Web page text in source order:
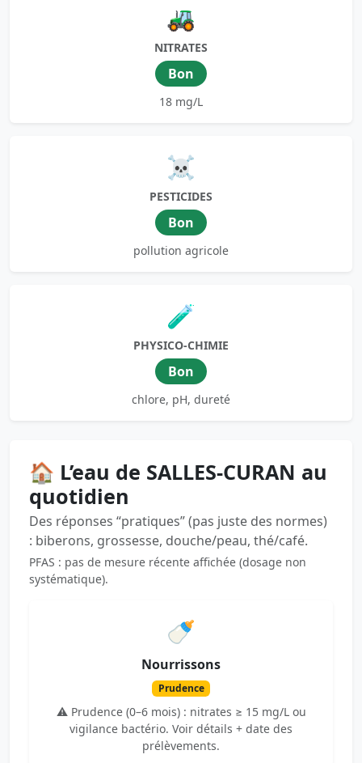
🚜
NITRATES
Bon
18 mg/L
☠️
PESTICIDES
Bon
pollution agricole
🧪
PHYSICO-CHIMIE
Bon
chlore, pH, dureté
🏠 L’eau de SALLES-CURAN au
quotidien
Des réponses “pratiques” (pas juste des normes)
: biberons, grossesse, douche/peau, thé/café.
PFAS : pas de mesure récente affichée (dosage non
systématique).
🍼
Nourrissons
Prudence
⚠️ Prudence (0–6 mois) : nitrates ≥ 15 mg/L ou
vigilance bactério. Voir détails + date des
prélèvements.